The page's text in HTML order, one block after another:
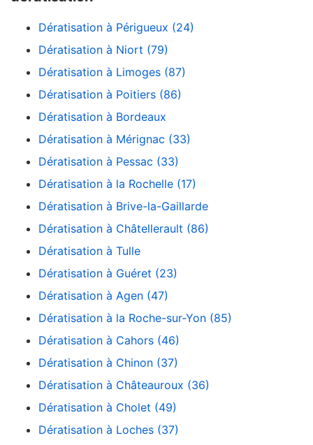
Dératisation à Périgueux (24)
Dératisation à Niort (79)
Dératisation à Limoges (87)
Dératisation à Poitiers (86)
Dératisation à Bordeaux
Dératisation à Mérignac (33)
Dératisation à Pessac (33)
Dératisation à la Rochelle (17)
Dératisation à Brive-la-Gaillarde
Dératisation à Châtellerault (86)
Dératisation à Tulle
Dératisation à Guéret (23)
Dératisation à Agen (47)
Dératisation à la Roche-sur-Yon (85)
Dératisation à Cahors (46)
Dératisation à Chinon (37)
Dératisation à Châteauroux (36)
Dératisation à Cholet (49)
Dératisation à Loches (37)